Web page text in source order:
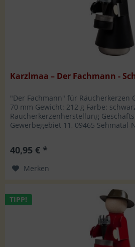
Karzlmaa – Der Fachmann -
"Der Fachmann" für Räucherkerzen
70 mm Gewicht: 212 g Farbe:
Räucherkerzenherstellung
Gewerbegebiet 11, 09465 Sehmatal-
40,95 € *
Merken
TIPP!